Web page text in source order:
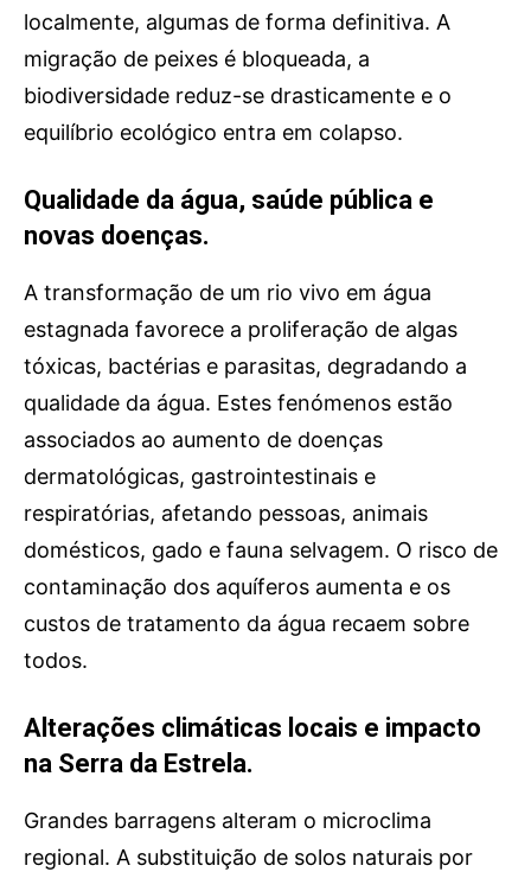
localmente, algumas de forma definitiva. A
migração de peixes é bloqueada, a
biodiversidade reduz-se drasticamente e o
equilíbrio ecológico entra em colapso.
Qualidade da água, saúde pública e
novas doenças.
A transformação de um rio vivo em água
estagnada favorece a proliferação de algas
tóxicas, bactérias e parasitas, degradando a
qualidade da água. Estes fenómenos estão
associados ao aumento de doenças
dermatológicas, gastrointestinais e
respiratórias, afetando pessoas, animais
domésticos, gado e fauna selvagem. O risco de
contaminação dos aquíferos aumenta e os
custos de tratamento da água recaem sobre
todos.
Alterações climáticas locais e impacto
na Serra da Estrela.
Grandes barragens alteram o microclima
regional. A substituição de solos naturais por